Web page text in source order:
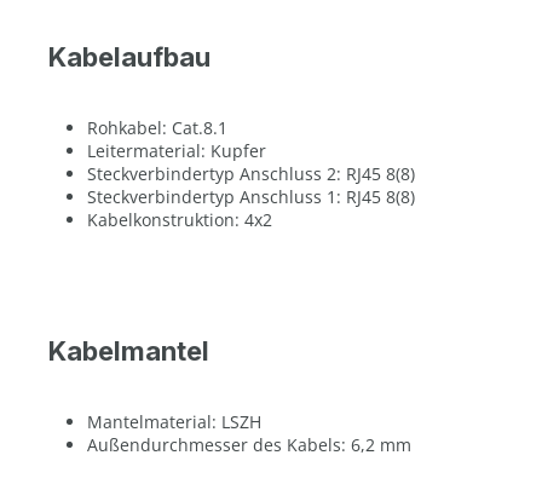
Kabelaufbau
Rohkabel: Cat.8.1
Leitermaterial: Kupfer
Steckverbindertyp Anschluss 2: RJ45 8(8)
Steckverbindertyp Anschluss 1: RJ45 8(8)
Kabelkonstruktion: 4x2
Kabelmantel
Mantelmaterial: LSZH
Außendurchmesser des Kabels: 6,2 mm